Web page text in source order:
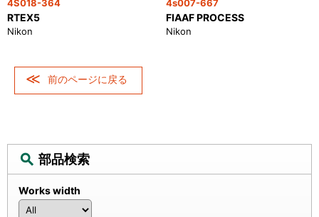
RTEX5
4S018-364
Nikon
FIAAF PROCESS
4s007-667
Nikon
前のページに戻る
部品検索
Works width